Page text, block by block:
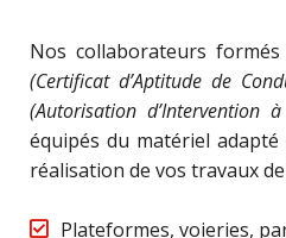
Nos collaborateurs formés
(Certificat d’Aptitude de
(Autorisation d’Intervention
équipés du matériel
réalisation de vos travaux
Plateformes, voieries,